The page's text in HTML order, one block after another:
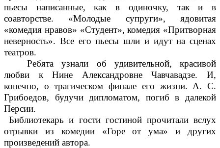
пьесы написанные, как в одиночку, так и в
соавторстве. «Молодые супруги», ядовитая
«комедия нравов» «Студент», комедия «Притворная
неверность». Все его пьесы шли и идут на сценах
театров.
Ребята узнали об удивительной, красивой
любви к Нине Александровне Чавчавадзе. И,
конечно, о трагическом финале его жизни. А. С.
Грибоедов, будучи дипломатом, погиб в далекой
Персии.
Библиотекарь и гости гостиной прочитали вслух
отрывки из комедии «Горе от ума» и других
произведений автора.